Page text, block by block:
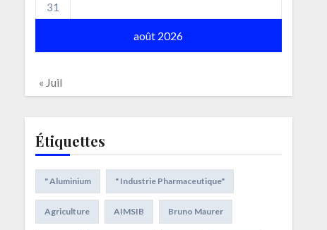
août 2026
31
« Juil
Étiquettes
" Aluminium " Industrie Pharmaceutique"
Agriculture AIMSIB Bruno Maurer